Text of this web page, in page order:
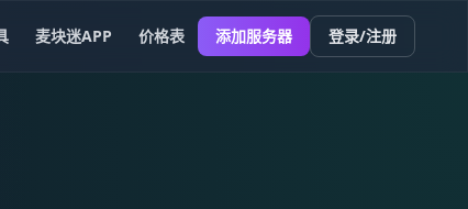
麦块迷APP 价格表 添加服务器 登录/注册